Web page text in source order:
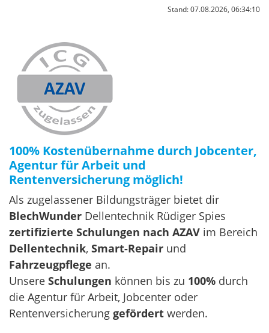
Stand: 07.08.2026, 06:34:10
100% Kostenübernahme durch Jobcenter,
Agentur für Arbeit und
Rentenversicherung möglich!
Als zugelassener Bildungsträger bietet dir
BlechWunder Dellentechnik Rüdiger Spies
zertifizierte Schulungen nach AZAV im Bereich
Dellentechnik, Smart-Repair und
Fahrzeugpflege an.
Unsere Schulungen können bis zu 100% durch
die Agentur für Arbeit, Jobcenter oder
Rentenversicherung gefördert werden.